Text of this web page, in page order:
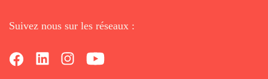
Suivez nous sur les réseaux :